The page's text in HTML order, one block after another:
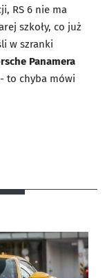
RS 6 nie ma
szkoły, co już
w szranki
Panamera
to chyba mówi